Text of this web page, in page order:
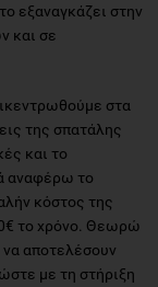
εξαναγκάζει στην
και σε
στα
της σπατάλης
και το
αναφέρω το
κόστος της
το χρόνο. Θεωρώ
αποτελέσουν
με τη στήριξη